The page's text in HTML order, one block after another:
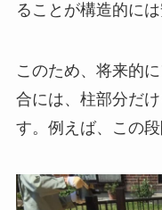
ることが構造的には
このため、将来的
合には、柱部分だ
す。例えば、この